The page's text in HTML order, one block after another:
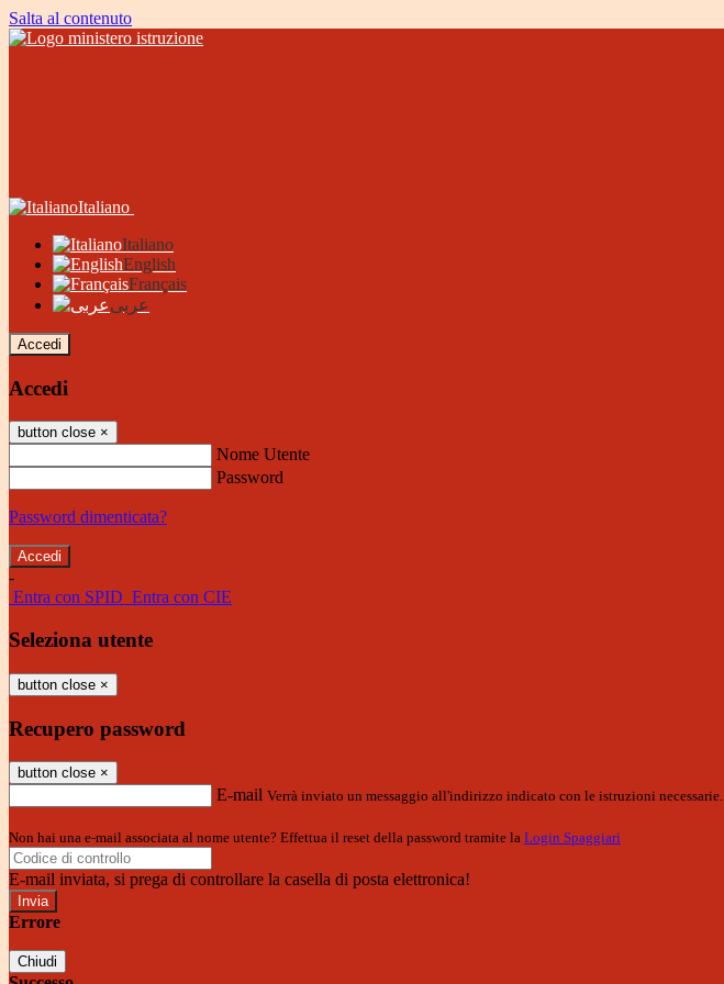
Salta al contenuto
Italiano
Italiano
English
Français
عربى
Accedi
Accedi
button close ×
Nome Utente
Password
Password dimenticata?
-
Entra con SPID Entra con CIE
Seleziona utente
button close ×
Recupero password
button close ×
E-mail Verrà inviato un messaggio all'indirizzo indicato con le istruzioni necessarie.
Non hai una e-mail associata al nome utente? Effettua il reset della password tramite la Login Spaggiari
E-mail inviata, si prega di controllare la casella di posta elettronica!
Errore
Chiudi